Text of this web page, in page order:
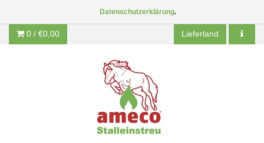
0 / €0,00 Lieferland
Datenschutzerklärung.